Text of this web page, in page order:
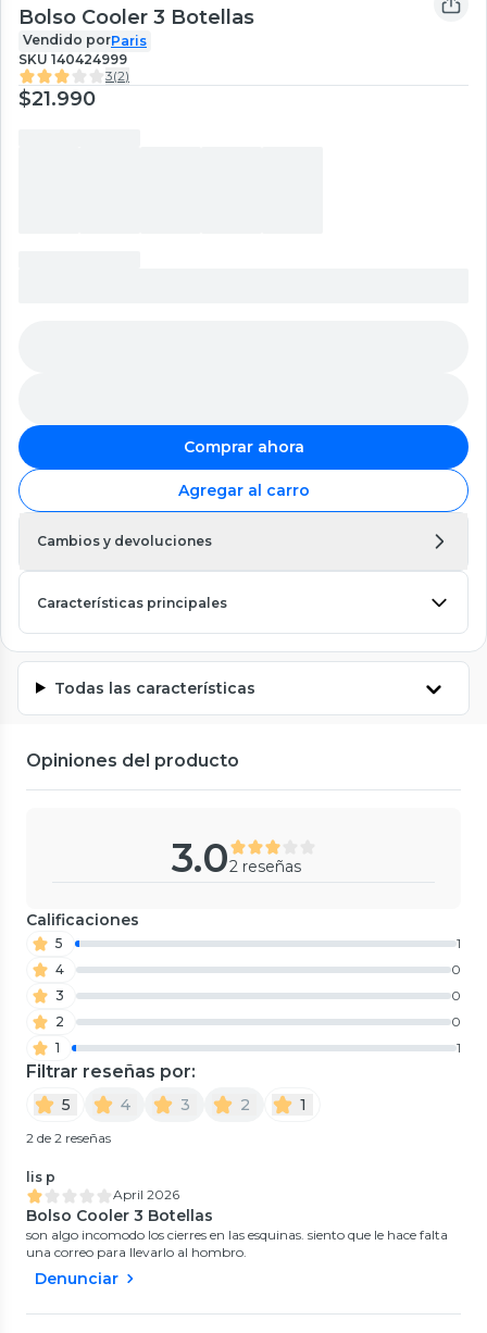
Bolso Cooler 3 Botellas
Vendido porParis
SKU 140424999
3(2)
$21.990
Comprar ahora
Agregar al carro
Cambios y devoluciones
Características principales
Todas las características
Opiniones del producto
3.02 reseñas
Calificaciones
5
1
4
0
3
0
2
0
1
1
Filtrar reseñas por:
5 4 3 2 1
2 de 2 reseñas
lis p
April 2026
Bolso Cooler 3 Botellas
son algo incomodo los cierres en las esquinas. siento que le hace falta
una correo para llevarlo al hombro.
Denunciar